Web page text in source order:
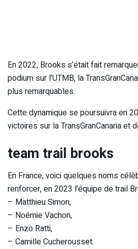
En 2022, Brooks s’était fait
podium sur l’UTMB, la
plus remarquables.
Cette dynamique se poursuivra en
victoires sur la TransGranCanaria et
team trail brooks
En France, voici quelques noms
renforcer, en 2023 l’équipe de trail
– Matthieu Simon,
– Noémie Vachon,
– Enzo Ratti,
– Camille Cucherousset.